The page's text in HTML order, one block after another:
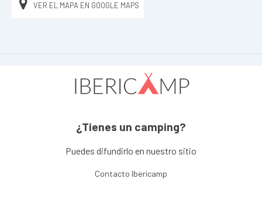
VER EL MAPA EN GOOGLE MAPS
¿Tienes un camping?
Puedes difundirlo en nuestro sitio
Contacto Ibericamp